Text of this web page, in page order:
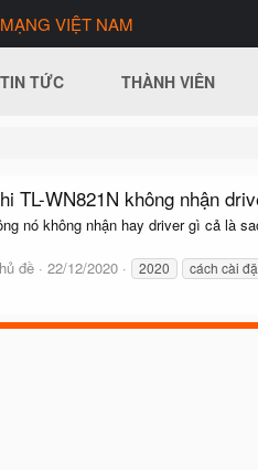
VIỆT NAM
TIN TỨC THÀNH VIÊN
TL-WN821N không nhận
nó không nhận hay driver gì cả là
đề 22/12/2020 2020 cách cài